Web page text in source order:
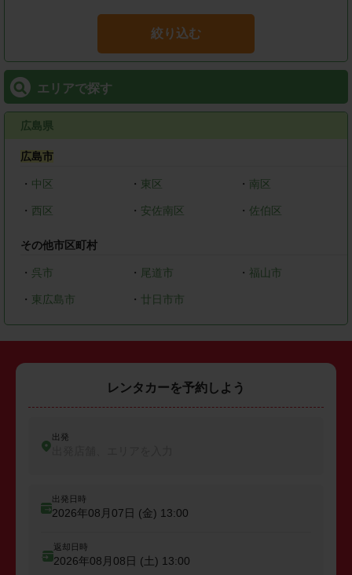
絞り込む
エリアで探す
広島県
広島市
・ 中区 ・ 東区 ・ 南区
・ 西区 ・ 安佐南区 ・ 佐伯区
その他市区町村
・ 呉市 ・ 尾道市 ・ 福山市
・ 東広島市 ・ 廿日市市
レンタカーを予約しよう
出発
出発日時
2026年08月07日 (金) 13:00
返却日時
2026年08月08日 (土) 13:00